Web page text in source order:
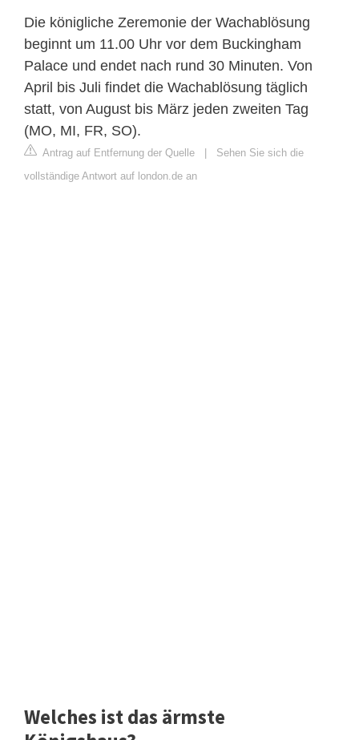
Die königliche Zeremonie der Wachablösung
beginnt um 11.00 Uhr vor dem Buckingham
Palace und endet nach rund 30 Minuten. Von
April bis Juli findet die Wachablösung täglich
statt, von August bis März jeden zweiten Tag
(MO, MI, FR, SO).
Antrag auf Entfernung der Quelle | Sehen Sie sich die
vollständige Antwort auf london.de an
Welches ist das ärmste